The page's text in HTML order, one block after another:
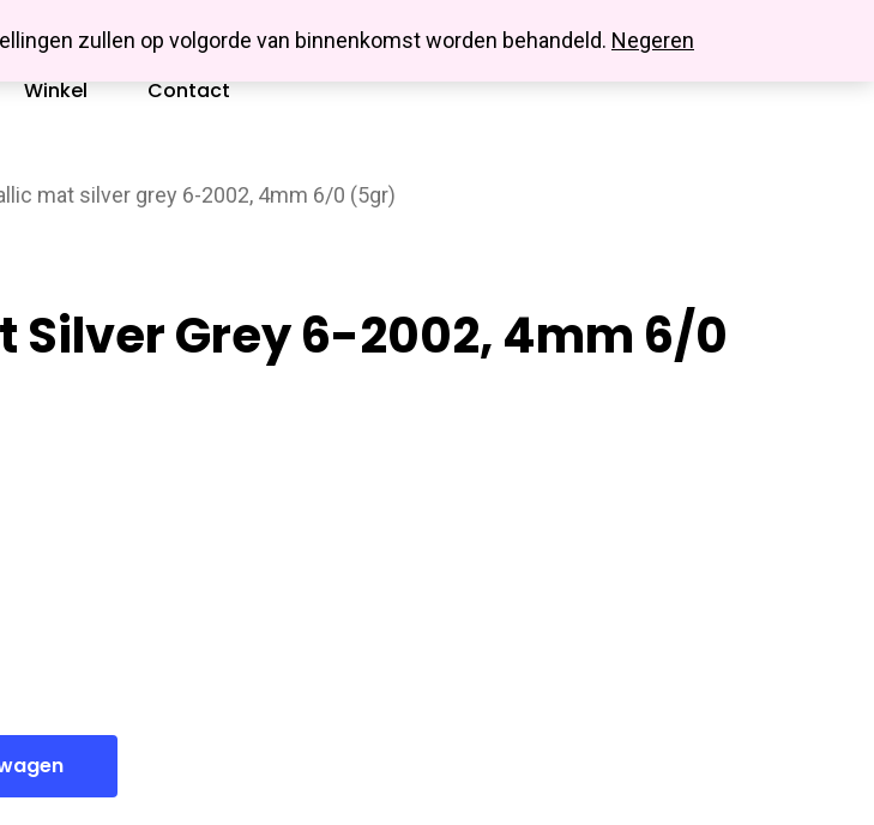
zullen op volgorde van binnenkomst worden behandeld. Negeren
Winkel Contact
mat silver grey 6-2002, 4mm 6/0 (5gr)
Silver Grey 6-2002, 4mm 6/0